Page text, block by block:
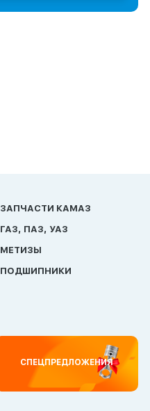
ЗАПЧАСТИ КАМАЗ
ГАЗ, ПАЗ, УАЗ
МЕТИЗЫ
ПОДШИПНИКИ
СПЕЦПРЕДЛОЖЕНИЯ